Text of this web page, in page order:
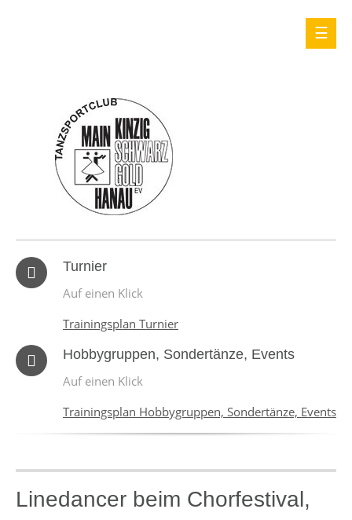
Turnier
Auf einen Klick
Trainingsplan Turnier
Hobbygruppen, Sondertänze, Events
Auf einen Klick
Trainingsplan Hobbygruppen, Sondertänze, Events
Linedancer beim Chorfestival,